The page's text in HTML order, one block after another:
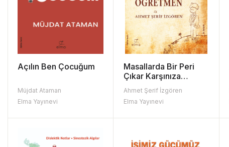
Açılın Ben Çocuğum
Müjdat Ataman
Elma Yayınevi
Masallarda Bir Peri
Çıkar Karşınıza
Gerçek Hayatta
Öğretmen
Ahmet Şerif İzgören
Elma Yayınevi